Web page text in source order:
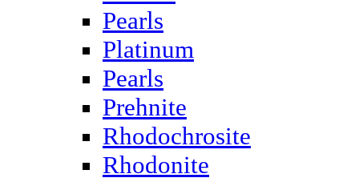
Pearls
Platinum
Pearls
Prehnite
Rhodochrosite
Rhodonite